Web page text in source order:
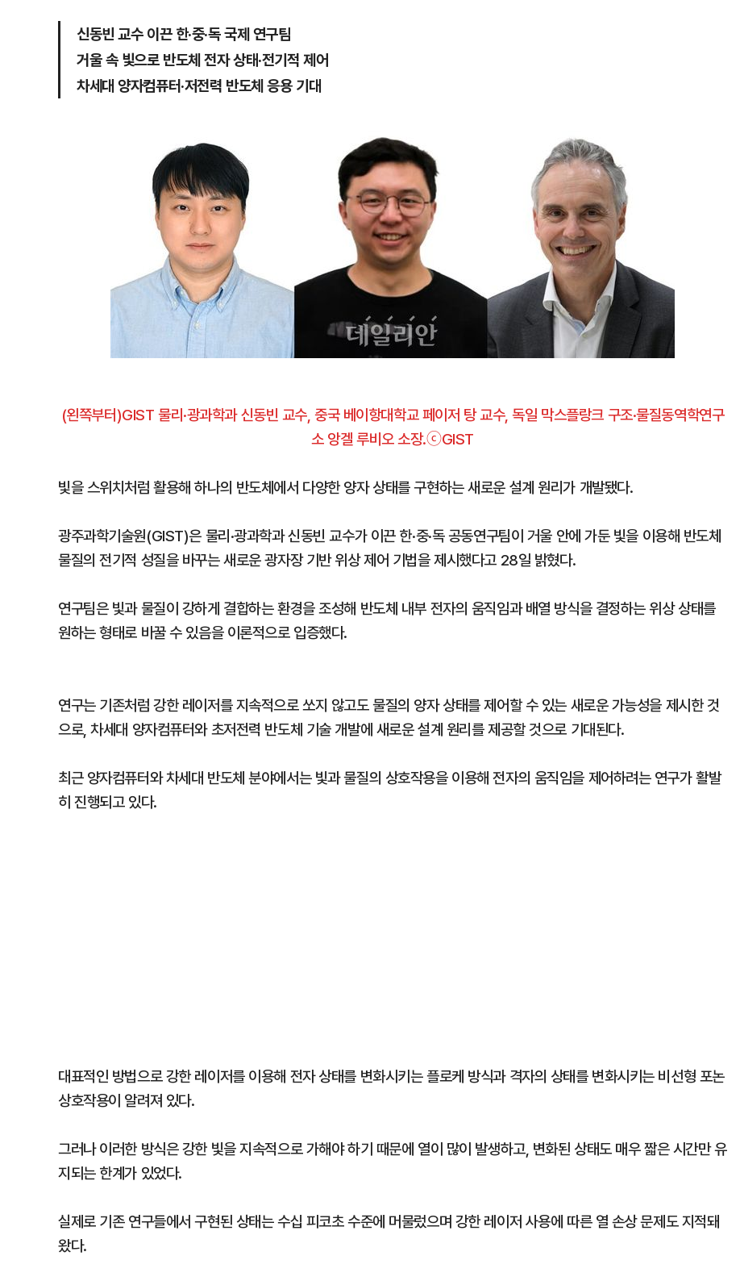
신동빈 교수 이끈 한·중·독 국제 연구팀
거울 속 빛으로 반도체 전자 상태·전기적 제어
차세대 양자컴퓨터·저전력 반도체 응용 기대
(왼쪽부터)GIST 물리·광과학과 신동빈 교수, 중국 베이항대학교 페이저 탕 교수, 독일 막스플랑크 구조·물질동역학연구
소 앙겔 루비오 소장.ⓒGIST
빛을 스위치처럼 활용해 하나의 반도체에서 다양한 양자 상태를 구현하는 새로운 설계 원리가 개발됐다.
광주과학기술원(GIST)은 물리·광과학과 신동빈 교수가 이끈 한·중·독 공동연구팀이 거울 안에 가둔 빛을 이용해 반도체
물질의 전기적 성질을 바꾸는 새로운 광자장 기반 위상 제어 기법을 제시했다고 28일 밝혔다.
연구팀은 빛과 물질이 강하게 결합하는 환경을 조성해 반도체 내부 전자의 움직임과 배열 방식을 결정하는 위상 상태를
원하는 형태로 바꿀 수 있음을 이론적으로 입증했다.
연구는 기존처럼 강한 레이저를 지속적으로 쏘지 않고도 물질의 양자 상태를 제어할 수 있는 새로운 가능성을 제시한 것
으로, 차세대 양자컴퓨터와 초저전력 반도체 기술 개발에 새로운 설계 원리를 제공할 것으로 기대된다.
최근 양자컴퓨터와 차세대 반도체 분야에서는 빛과 물질의 상호작용을 이용해 전자의 움직임을 제어하려는 연구가 활발
히 진행되고 있다.
대표적인 방법으로 강한 레이저를 이용해 전자 상태를 변화시키는 플로케 방식과 격자의 상태를 변화시키는 비선형 포논
상호작용이 알려져 있다.
그러나 이러한 방식은 강한 빛을 지속적으로 가해야 하기 때문에 열이 많이 발생하고, 변화된 상태도 매우 짧은 시간만 유
지되는 한계가 있었다.
실제로 기존 연구들에서 구현된 상태는 수십 피코초 수준에 머물렀으며 강한 레이저 사용에 따른 열 손상 문제도 지적돼
왔다.